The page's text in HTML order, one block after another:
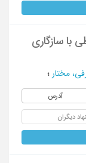
با سازگاری
مختار ؛
آدرس
دیگران